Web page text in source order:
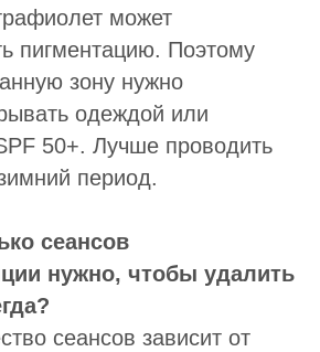
может
пигментацию. Поэтому
зону нужно
одеждой или
50+. Лучше проводить
период.
сеансов
нужно, чтобы удалить
сеансов зависит от